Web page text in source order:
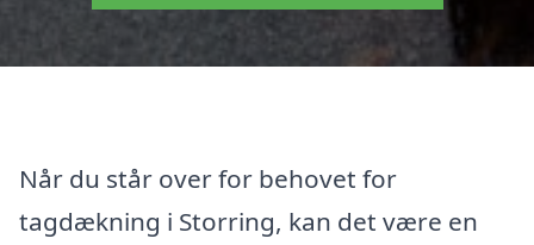
Når du står over for behovet for
tagdækning i Storring, kan det være en